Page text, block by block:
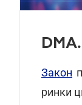
Закон
ринки